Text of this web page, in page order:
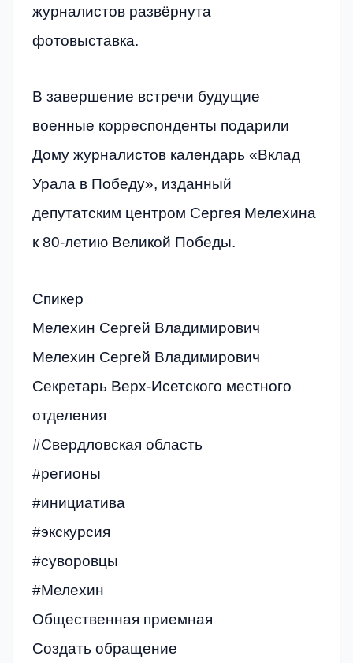
журналистов развёрнута
фотовыставка.
В завершение встречи будущие
военные корреспонденты подарили
Дому журналистов календарь «Вклад
Урала в Победу», изданный
депутатским центром Сергея Мелехина
к 80-летию Великой Победы.
Спикер
Мелехин Сергей Владимирович
Мелехин Сергей Владимирович
Секретарь Верх-Исетского местного
отделения
#Свердловская область
#регионы
#инициатива
#экскурсия
#суворовцы
#Мелехин
Общественная приемная
Создать обращение